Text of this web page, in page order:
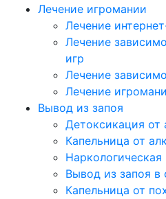
Лечение игромании
Лечение
Лечение
игр
Лечение
Лечение
Вывод из запоя
Детоксикация от
Капельница от
Вывод из запоя в
Капельница от